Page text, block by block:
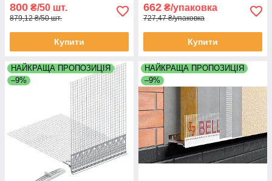
800 ₴/50 шт.
879,12 ₴/50 шт.
Купити
662 ₴/упаковка
727,47 ₴/упаковка
Купити
НАЙКРАЩА ПРОПОЗИЦІЯ
–9%
НАЙКРАЩА ПРОПОЗИЦІЯ
–9%